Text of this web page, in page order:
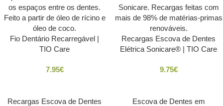
Fio Dentário Recarregável |
TIO Care
7.95€
Recargas Escova de Dentes
Elétrica Sonicare® | TIO Care
9.75€
Recargas Escova de Dentes
Escova de Dentes em